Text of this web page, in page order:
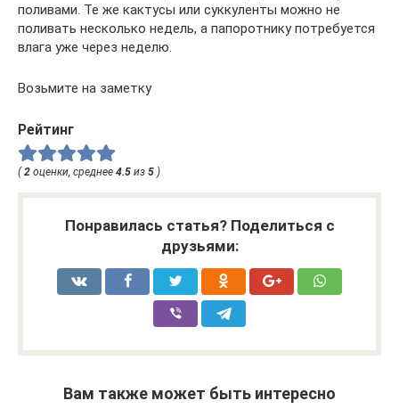
поливами. Те же кактусы или суккуленты можно не
поливать несколько недель, а папоротнику потребуется
влага уже через неделю.
Возьмите на заметку
Рейтинг
(2 оценки, среднее 4.5 из 5 )
Понравилась статья? Поделиться с
друзьями:
Вам также может быть интересно